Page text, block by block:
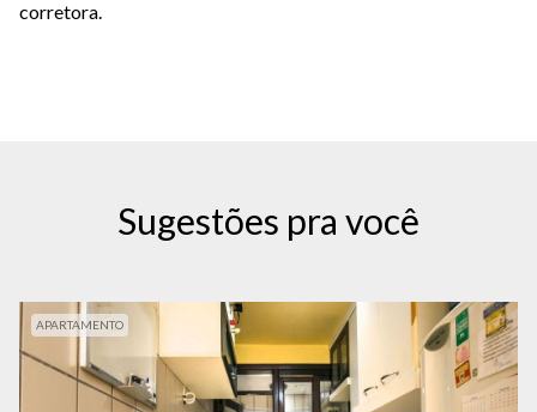
corretora.
Sugestões pra você
APARTAMENTO